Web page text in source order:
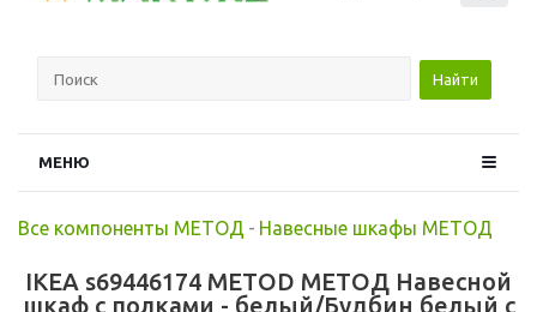
Найти
МЕНЮ
Все компоненты МЕТОД - Навесные шкафы МЕТОД
IKEA s69446174 METOD МЕТОД Навесной
шкаф с полками - белый/Будбин белый с